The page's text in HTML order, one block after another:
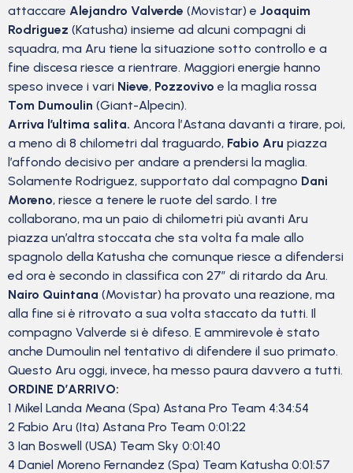
attaccare Alejandro Valverde (Movistar) e Joaquim
Rodriguez (Katusha) insieme ad alcuni compagni di
squadra, ma Aru tiene la situazione sotto controllo e a
fine discesa riesce a rientrare. Maggiori energie hanno
speso invece i vari Nieve, Pozzovivo e la maglia rossa
Tom Dumoulin (Giant-Alpecin).
Arriva l’ultima salita. Ancora l’Astana davanti a tirare, poi,
a meno di 8 chilometri dal traguardo, Fabio Aru piazza
l’affondo decisivo per andare a prendersi la maglia.
Solamente Rodriguez, supportato dal compagno Dani
Moreno, riesce a tenere le ruote del sardo. I tre
collaborano, ma un paio di chilometri più avanti Aru
piazza un’altra stoccata che sta volta fa male allo
spagnolo della Katusha che comunque riesce a difendersi
ed ora è secondo in classifica con 27″ di ritardo da Aru.
Nairo Quintana (Movistar) ha provato una reazione, ma
alla fine si è ritrovato a sua volta staccato da tutti. Il
compagno Valverde si è difeso. E ammirevole è stato
anche Dumoulin nel tentativo di difendere il suo primato.
Questo Aru oggi, invece, ha messo paura davvero a tutti.
ORDINE D’ARRIVO:
1 Mikel Landa Meana (Spa) Astana Pro Team 4:34:54
2 Fabio Aru (Ita) Astana Pro Team 0:01:22
3 Ian Boswell (USA) Team Sky 0:01:40
4 Daniel Moreno Fernandez (Spa) Team Katusha 0:01:57